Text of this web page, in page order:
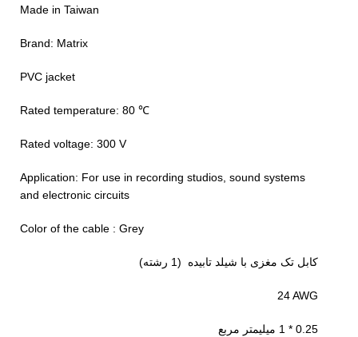
Made in Taiwan
Brand: Matrix
PVC jacket
℃ Rated temperature: 80
Rated voltage: 300 V
Application: For use in recording studios, sound systems
and electronic circuits
Color of the cable : Grey
کابل تک مغزی با شیلد تابیده (1 رشته)
24 AWG
0.25 * 1 میلیمتر مربع